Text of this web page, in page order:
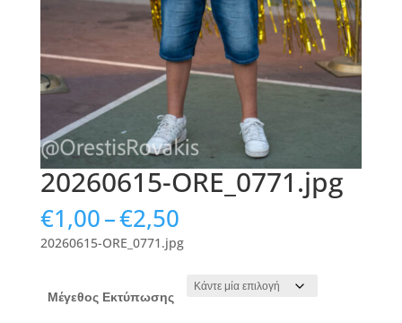
20260615-ORE_0771.jpg
€1,00–€2,50Price
range:
€1,00
through
€2,50
20260615-ORE_0771.jpg
Μέγεθος Εκτύπωσης